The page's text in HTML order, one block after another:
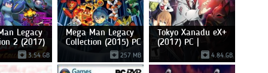
Legacy
2 (2017)
3.54 GB
Mega Man Legacy
Collection (2015) PC
257 MB
Tokyo Xanadu eX+
(2017) PC |
4.84 GB